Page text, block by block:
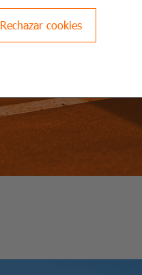
Rechazar cookies